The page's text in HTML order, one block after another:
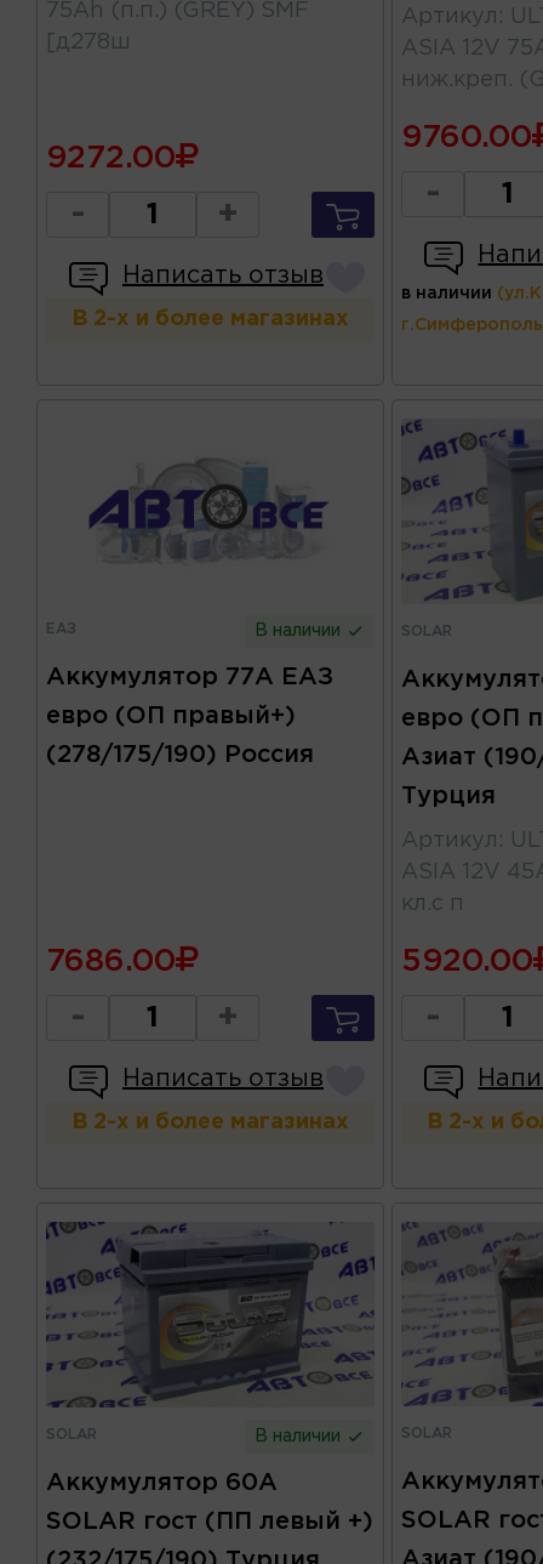
75Ah (п.п.) (GREY) SMF
[д278ш
9272.00
- +
Написать отзыв
В 2-х и более магазинах
Артикул :
ASIA 12V
ниж.креп.
9760.00
-
в наличии
ЕАЗ В наличии
Аккумулятор 77А ЕАЗ
евро (ОП правый+)
(278/175/190) Россия
7686.00
- +
Написать отзыв
В 2-х и более магазинах
SOLAR
евро (ОП
Азиат
Турция
Артикул :
ASIA 12V
кл.с п
5920.00
-
В 2-х и
SOLAR В наличии
Аккумулятор 60А
SOLAR гост (ПП левый +)
SOLAR
SOLAR
Азиат